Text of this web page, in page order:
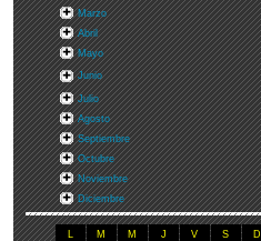
Marzo
Abril
Mayo
Junio
Julio
Agosto
Septiembre
Octubre
Noviembre
Diciembre
L M M J V S
D